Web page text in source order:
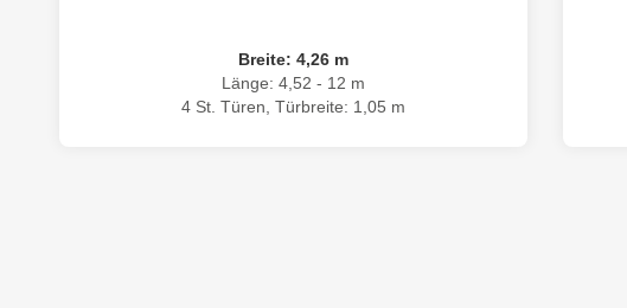
Breite: 4,26 m
Länge: 4,52 - 12 m
4 St. Türen, Türbreite: 1,05 m